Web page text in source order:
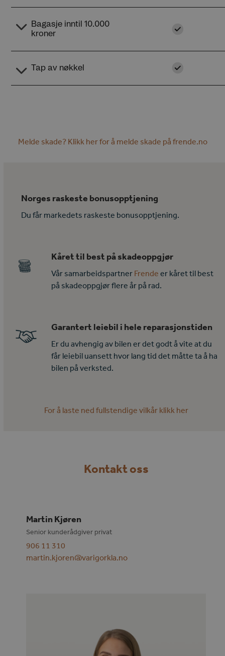
Melde skade? Klikk her for å melde skade på frende.no
Norges raskeste bonusopptjening
Du får markedets raskeste bonusopptjening.
Kåret til best på skadeoppgjør
Vår samarbeidspartner Frende er kåret til best
på skadeoppgjør flere år på rad.
Garantert leiebil i hele reparasjonstiden
Er du avhengig av bilen er det godt å vite at du
får leiebil uansett hvor lang tid det måtte ta å ha
bilen på verksted.
For å laste ned fullstendige vilkår klikk her
Kontakt oss
Martin Kjøren
Senior kunderådgiver privat
906 11 310
martin.kjoren@varigorkla.no